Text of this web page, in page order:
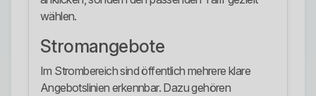
wählen.
Stromangebote
Im Strombereich sind öffentlich mehrere klare
Angebotslinien erkennbar. Dazu gehören